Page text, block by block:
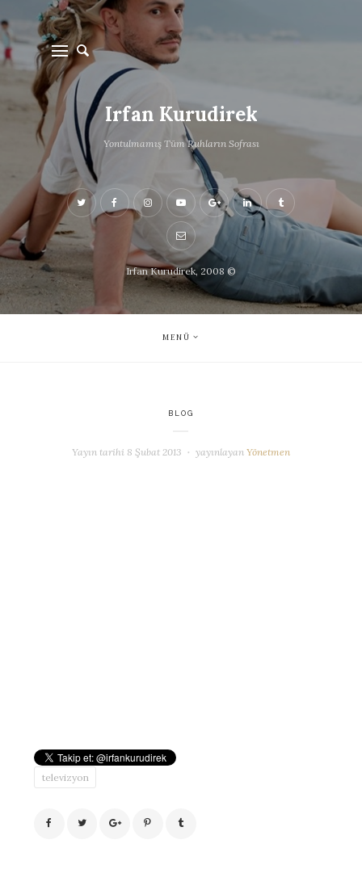
Irfan Kurudirek
Yontulmamış Tüm Ruhların Sofrası
Irfan Kurudirek, 2008 ©
MENÜ
BLOG
Yayın tarihi 8 Şubat 2013 yayınlayan Yönetmen
televizyon